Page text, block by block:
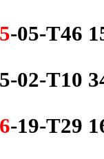
-05-T46
02-T10
-19-T29